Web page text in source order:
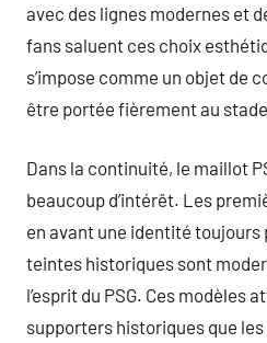
avec des lignes modernes et
fans saluent ces choix
s’impose comme un objet de
être portée fièrement au
Dans la continuité, le maillot
beaucoup d’intérêt. Les
en avant une identité
teintes historiques sont
l’esprit du PSG. Ces modèles
supporters historiques que